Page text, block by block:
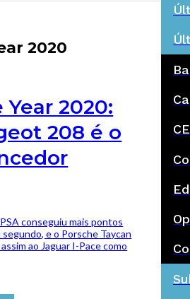
2020
Year 2020:
208 é o
conseguiu mais pontos
e o Porsche Taycan
ao Jaguar I-Pace como